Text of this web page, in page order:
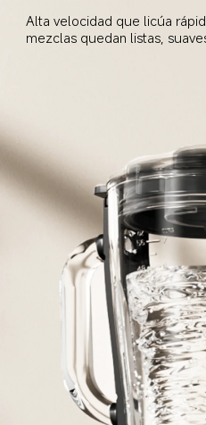
Alta velocidad que licúa
mezclas quedan listas,